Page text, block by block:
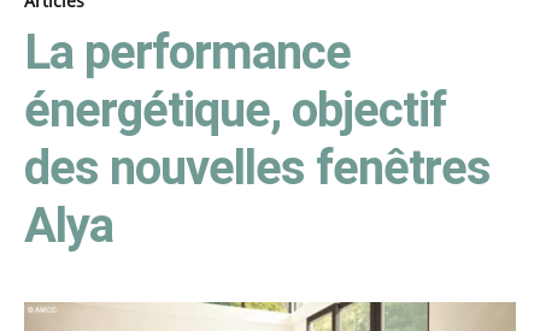
La performance
énergétique, objectif
des nouvelles fenêtres
Alya